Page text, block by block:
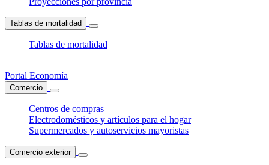
Tablas de mortalidad
Tablas de mortalidad
Portal Economía
Comercio
Centros de compras
Electrodomésticos y artículos para el hogar
Supermercados y autoservicios mayoristas
Comercio exterior